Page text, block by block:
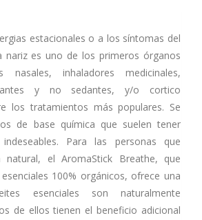
estacionales o a los síntomas del
nariz es uno de los primeros órganos
nasales, inhaladores medicinales,
y no sedantes, y/o cortico
los tratamientos más populares. Se
de base química que suelen tener
Para las personas que
natural, el AromaStick Breathe, que
100% orgánicos, ofrece una
esenciales son naturalmente
de ellos tienen el beneficio adicional